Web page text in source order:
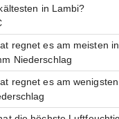
in Lambi?
regnet es am meisten
Niederschlag
regnet es am